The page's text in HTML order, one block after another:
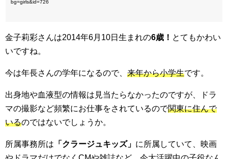
bg=girls&id=726
金子莉彩さんは2014年6月10日生まれの6歳！ とてもかわい
いですね。
今は年長さんの学年になるので、 来年から小学生です。
出身地や血液型の情報は見当たらなかったのですが、ドラ
マの撮影など頻繁にお仕事をされているので関東に住んで
いるのではないでしょうか。
所属事務所は 「クラージュキッズ」 に所属していて、映画